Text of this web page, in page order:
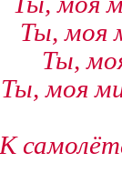
Ты, моя
Ты,
Ты, моя
К